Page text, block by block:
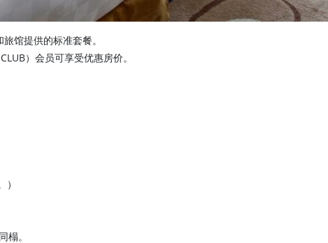
馆提供的标准套餐。
）会员可享受优惠房价。
榻。